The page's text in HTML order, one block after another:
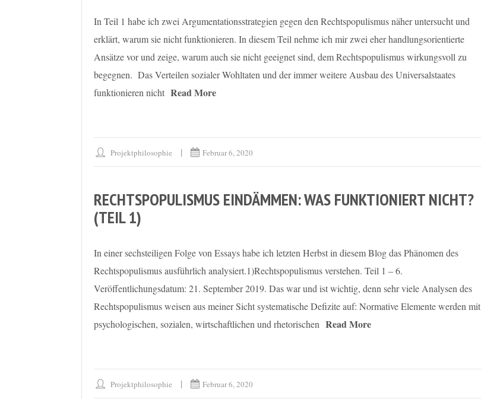
In Teil 1 habe ich zwei Argumentationsstrategien gegen den Rechtspopulismus näher untersucht und
erklärt, warum sie nicht funktionieren. In diesem Teil nehme ich mir zwei eher handlungsorientierte
Ansätze vor und zeige, warum auch sie nicht geeignet sind, dem Rechtspopulismus wirkungsvoll zu
begegnen. Das Verteilen sozialer Wohltaten und der immer weitere Ausbau des Universalstaates
funktionieren nicht Read More
Projektphilosophie Februar 6, 2020
RECHTSPOPULISMUS EINDÄMMEN: WAS FUNKTIONIERT NICHT?
(TEIL 1)
In einer sechsteiligen Folge von Essays habe ich letzten Herbst in diesem Blog das Phänomen des
Rechtspopulismus ausführlich analysiert.1)Rechtspopulismus verstehen. Teil 1 – 6.
Veröffentlichungsdatum: 21. September 2019. Das war und ist wichtig, denn sehr viele Analysen des
Rechtspopulismus weisen aus meiner Sicht systematische Defizite auf: Normative Elemente werden mit
psychologischen, sozialen, wirtschaftlichen und rhetorischen Read More
Projektphilosophie Februar 6, 2020